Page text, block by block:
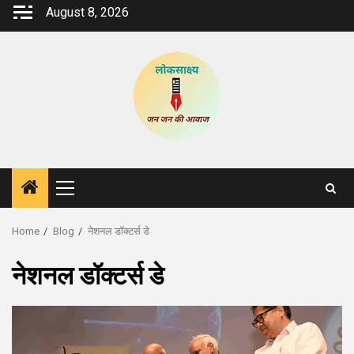
Skip
August 8, 2026
Primary
Menu
Home Blog नेशनल डॉक्टर्स डे
नेशनल डॉक्टर्स डे